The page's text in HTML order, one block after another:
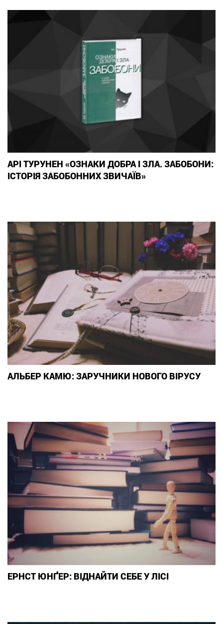
АРІ ТУРУНЕН «ОЗНАКИ ДОБРА І ЗЛА. ЗАБОБОНИ:
ІСТОРІЯ ЗАБОБОННИХ ЗВИЧАЇВ»
АЛЬБЕР КАМЮ: ЗАРУЧНИКИ НОВОГО ВІРУСУ
ЕРНСТ ЮНҐЕР: ВІДНАЙТИ СЕБЕ У ЛІСІ